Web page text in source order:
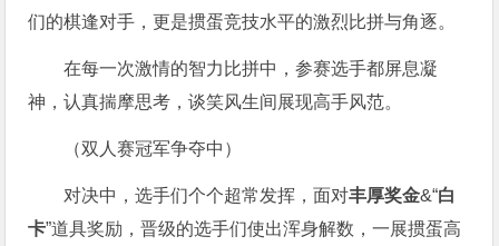
们的棋逢对手，更是掼蛋竞技水平的激烈比拼与角逐。
在每一次激情的智力比拼中，参赛选手都屏息凝
神，认真揣摩思考，谈笑风生间展现高手风范。
（双人赛冠军争夺中）
对决中，选手们个个超常发挥，面对丰厚奖金&“白
卡”道具奖励，晋级的选手们使出浑身解数，一展掼蛋高